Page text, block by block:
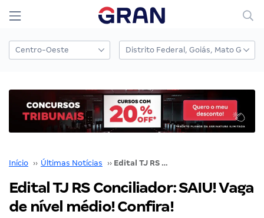
Início ›› Últimas Notícias ›› Edital TJ RS Conciliador: SAIU! Vaga de nível médio! Confira!
Edital TJ RS Conciliador: SAIU! Vaga
de nível médio! Confira!